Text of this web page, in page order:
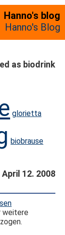
Hanno's blog
Hanno's Blog
as biodrink
glorietta
biobrause
12. 2008
weitere